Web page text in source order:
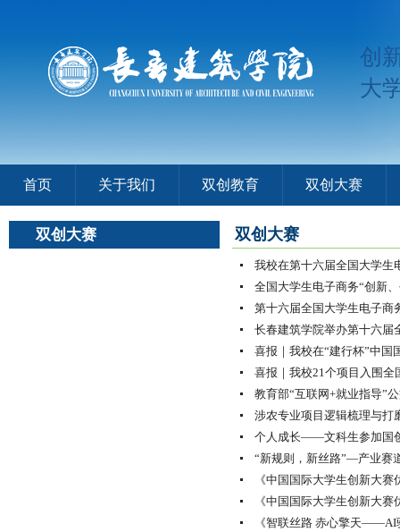
创
大
首页 关于我们 双创教育 双创大赛
双创大赛 双创大赛
我校在第十六届全国大学生
全国大学生电子商务“创新
第十六届全国大学生电子商
长春建筑学院举办第十六届
喜报｜我校在“建行杯”中国
喜报｜我校21个项目入围全
教育部“互联网+就业指导”
涉农专业项目逻辑梳理与打
个人成长——文科生参加国
“新规则，新丝路”—产业赛
《中国国际大学生创新大
《中国国际大学生创新大
《智联丝路 赤心擎天——AI